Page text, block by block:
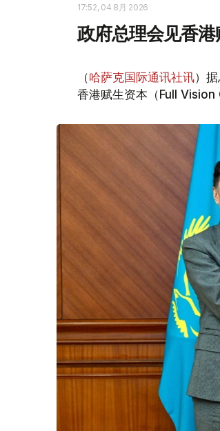
17:52, 04 8月 2026
政府总理会见香
（哈萨克国际通讯社讯）
香港赋生资本（Full Vision